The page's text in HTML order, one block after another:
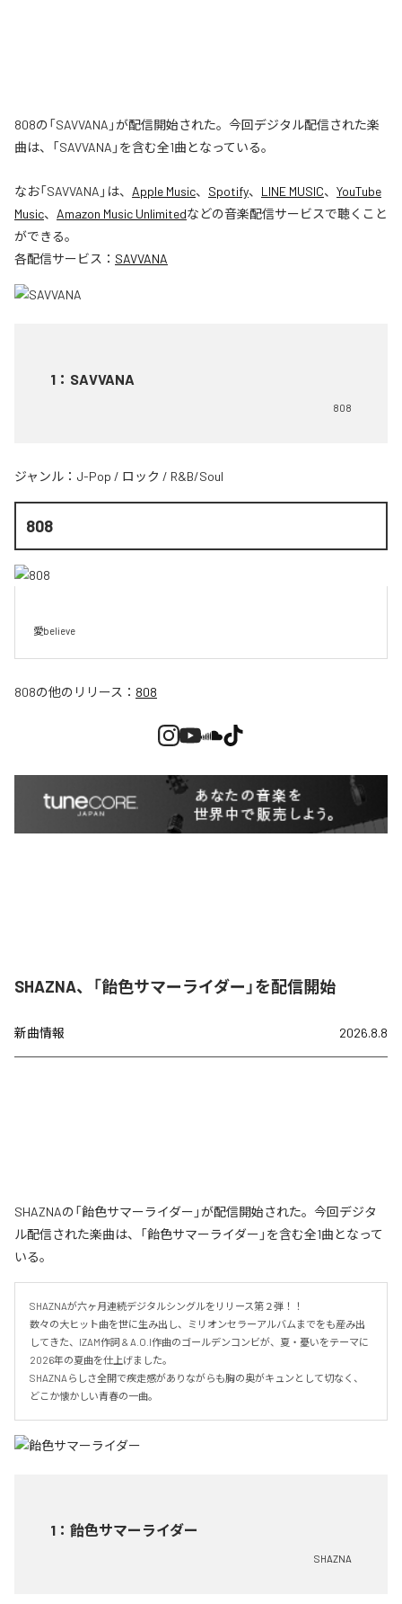
808の「SAVVANA」が配信開始された。今回デジタル配信された楽
曲は、「SAVVANA」を含む全1曲となっている。
なお「SAVVANA 」は、 Apple Music、 Spotify、 LINE MUSIC、 YouTube
Music、 Amazon Music Unlimitedなどの音楽配信サービスで聴くこと
ができる。
各配信サービス： SAVVANA
1 ： SAVVANA
808
ジャンル： J-Pop / ロック / R&B/Soul
808
愛believe
808の他のリリース： 808
SHAZNA、「飴色サマーライダー」を配信開始
新曲情報 2026.8.8
SHAZNAの「飴色サマーライダー」が配信開始された。今回デジタ
ル配信された楽曲は、「飴色サマーライダー」を含む全1曲となって
いる。
SHAZNAが六ヶ月連続デジタルシングルをリリース第２弾！！
数々の大ヒット曲を世に生み出し、ミリオンセラーアルバムまでをも産み出
してきた、IZAM作詞 & A.O.I作曲のゴールデンコンビが、夏・憂いをテーマに
2026年の夏曲を仕上げました。
SHAZNAらしさ全開で疾走感がありながらも胸の奥がキュンとして切なく、
どこか懐かしい青春の一曲。
1 ： 飴色サマーライダー
SHAZNA